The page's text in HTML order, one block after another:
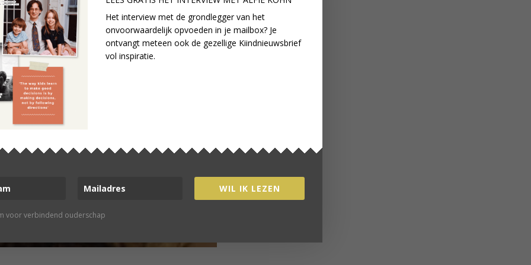
Doucleff
Kohn
WORD LID
community verbind je met
ONZE COMMUNITY
Het interview met de grondlegger van het
onvoorwaardelijk opvoeden in je mailbox? Je
ontvangt meteen ook de gezellige Kiindnieuwsbrief
vol inspiratie.
WIL IK LEZEN
voor verbindend ouderschap